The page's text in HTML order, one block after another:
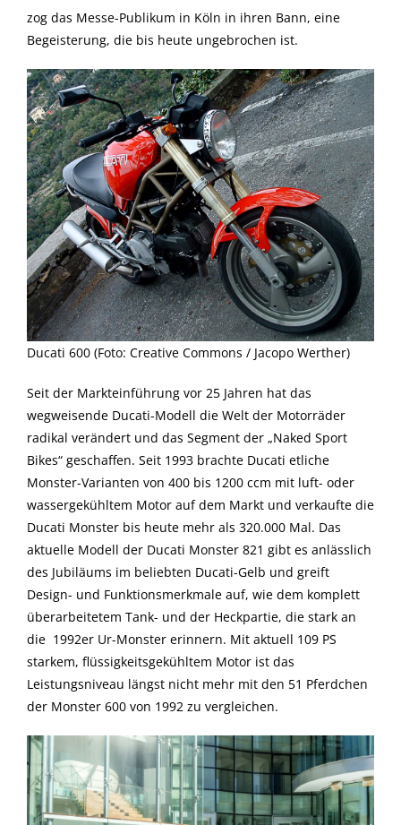
zog das Messe-Publikum in Köln in ihren Bann, eine
Begeisterung, die bis heute ungebrochen ist.
Ducati 600 (Foto: Creative Commons / Jacopo Werther)
Seit der Markteinführung vor 25 Jahren hat das
wegweisende Ducati-Modell die Welt der Motorräder
radikal verändert und das Segment der „Naked Sport
Bikes“ geschaffen. Seit 1993 brachte Ducati etliche
Monster-Varianten von 400 bis 1200 ccm mit luft- oder
wassergekühltem Motor auf dem Markt und verkaufte die
Ducati Monster bis heute mehr als 320.000 Mal. Das
aktuelle Modell der Ducati Monster 821 gibt es anlässlich
des Jubiläums im beliebten Ducati-Gelb und greift
Design- und Funktionsmerkmale auf, wie dem komplett
überarbeitetem Tank- und der Heckpartie, die stark an
die 1992er Ur-Monster erinnern. Mit aktuell 109 PS
starkem, flüssigkeitsgekühltem Motor ist das
Leistungsniveau längst nicht mehr mit den 51 Pferdchen
der Monster 600 von 1992 zu vergleichen.